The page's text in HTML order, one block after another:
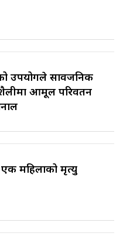
उपयोगले सार्वजनिक
आमूल परिवर्तन
महिलाको मृत्यु